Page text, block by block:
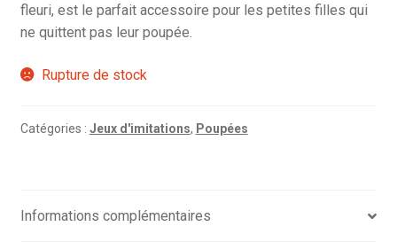
fleuri, est le parfait accessoire pour les petites filles qui
ne quittent pas leur poupée.
Rupture de stock
Catégories : Jeux d'imitations, Poupées
Informations complémentaires